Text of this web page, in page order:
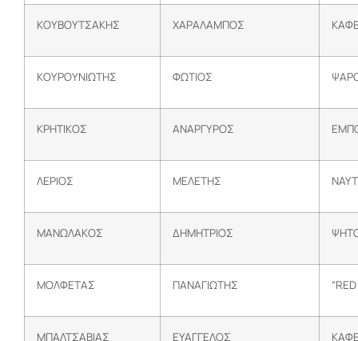
ΚΟΥΒΟΥΤΣΑΚΗΣ ΧΑΡΑΛΑΜΠΟΣ
ΚΟΥΡΟΥΝΙΩΤΗΣ ΦΩΤΙΟΣ
ΚΡΗΤΙΚΟΣ ΑΝΑΡΓΥΡΟΣ
ΛΕΡΙΟΣ ΜΕΛΕΤΗΣ
ΜΑΝΩΛΑΚΟΣ ΔΗΜΗΤΡΙΟΣ
ΜΟΛΦΕΤΑΣ ΠΑΝΑΓΙΩΤΗΣ
ΜΠΑΛΤΣΑΒΙΑΣ ΕΥΑΓΓΕΛΟΣ